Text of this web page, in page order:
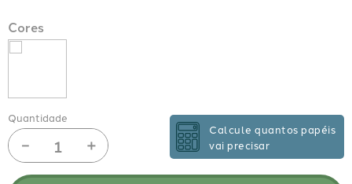
Cores
Quantidade
＋
－
Calcule quantos papéis
vai precisar